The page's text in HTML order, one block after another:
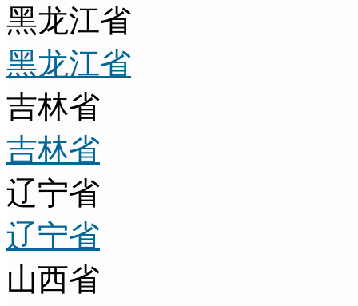
黑龙江省
黑龙江省
吉林省
吉林省
辽宁省
辽宁省
山西省